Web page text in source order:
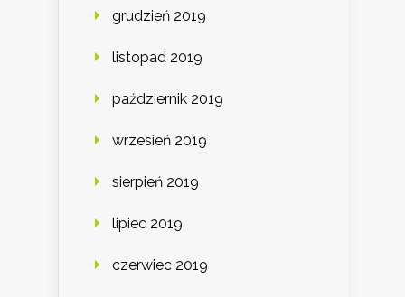
grudzień 2019
listopad 2019
październik 2019
wrzesień 2019
sierpień 2019
lipiec 2019
czerwiec 2019